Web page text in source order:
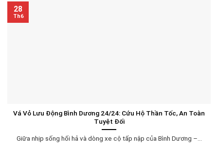
Vá Vỏ Lưu Động Bình Dương 24/24: Cứu Hộ Thần Tốc, An Toàn
Tuyệt Đối
Giữa nhịp sống hối hả và dòng xe cộ tấp nập của Bình Dương –...
28
Th6